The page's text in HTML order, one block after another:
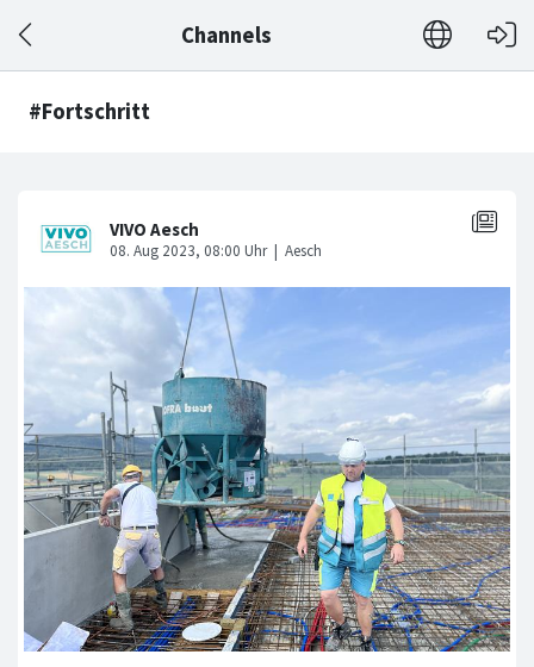
Channels
#Fortschritt